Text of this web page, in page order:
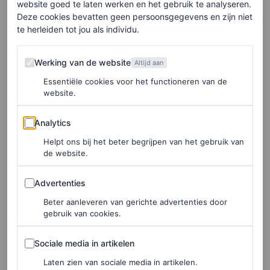
FASHION NIEUWS
De best geklede sterren op
de rode loper van de Tony
Awards 2025
Let’s talk sportswear: Vogue
website goed te laten werken en het gebruik te analyseren.
Deze cookies bevatten geen persoonsgegevens en zijn niet
te herleiden tot jou als individu.
Werking van de website
Werking van de website Altijd aan
Essentiële cookies voor het functioneren van de
website.
Analytics
Analytics
Helpt ons bij het beter begrijpen van het gebruik van
de website.
Advertenties
Advertenties
Beter aanleveren van gerichte advertenties door
gebruik van cookies.
Sociale media in artikelen
Sociale media in artikelen
Laten zien van sociale media in artikelen.